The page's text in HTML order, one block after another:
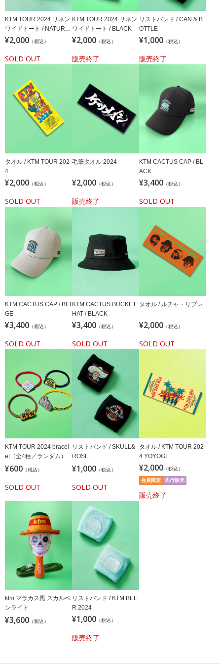
KTM TOUR 2024 リネン
ワイドトート / NATURA
L
¥2,000 （税込）
SOLD OUT
KTM TOUR 2024 リネン
ワイドトート / BLACK
¥2,000 （税込）
販売終了
リストバンド / CAN & B
OTTLE
¥1,000 （税込）
販売終了
タオル / KTM TOUR 202
4
¥2,000 （税込）
SOLD OUT
毛筆タオル 2024
¥2,000 （税込）
販売終了
KTM CACTUS CAP / BL
ACK
¥3,400 （税込）
SOLD OUT
KTM CACTUS CAP / BEI
GE
¥3,400 （税込）
SOLD OUT
KTM CACTUS BUCKET
HAT / BLACK
¥3,400 （税込）
SOLD OUT
タオル / ルチャ・リブレ
¥2,000 （税込）
SOLD OUT
KTM TOUR 2024 bracel
et（全4種／ランダム）
¥600 （税込）
SOLD OUT
リストバンド / SKULL&
ROSE
¥1,000 （税込）
SOLD OUT
タオル / KTM TOUR 202
4 YOYOGI
¥2,000 （税込）
会員限定 先行販売
販売終了
ktm マラカス風 スカルペ
ンライト
¥3,600 （税込）
リストバンド / KTM BEE
R 2024
¥1,000 （税込）
販売終了